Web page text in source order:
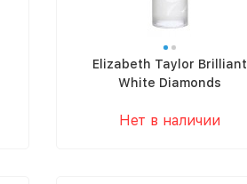
Elizabeth Taylor Brilliant
White Diamonds
Нет в наличии